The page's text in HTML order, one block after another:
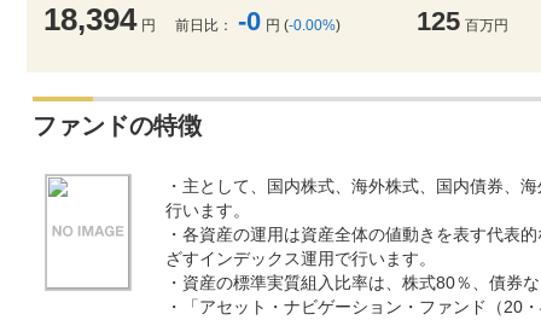
18,394 円 前日比： -0 円 (-0.00%) 125 百万円
ファンドの特徴
・主として、国内株式、海外株式、国内債券、
行います。
・各資産の運用は資産全体の値動きを表す代表
ざすインデックス運用で行います。
・資産の標準実質組入比率は、株式80％、債券
・「アセット・ナビゲーション・ファンド（20